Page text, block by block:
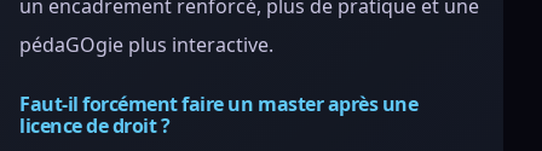
un encadrement renforcé, plus de pratique et une
pédaGOgie plus interactive.
Faut-il forcément faire un master après une
licence de droit ?